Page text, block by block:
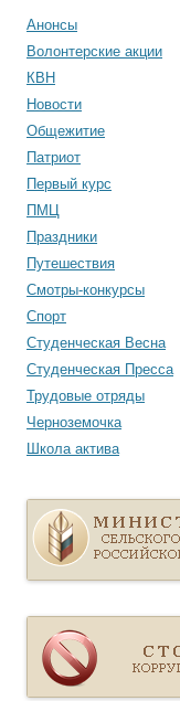
Анонсы
Волонтерские акции
КВН
Новости
Общежитие
Патриот
Первый курс
ПМЦ
Праздники
Путешествия
Смотры-конкурсы
Спорт
Студенческая Весна
Студенческая Пресса
Трудовые отряды
Черноземочка
Школа актива